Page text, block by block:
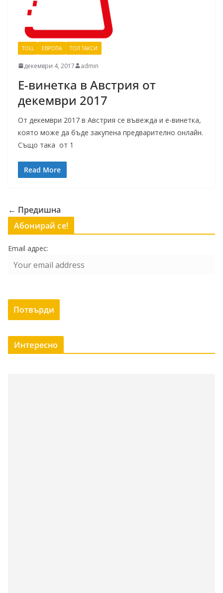
TOLL ЕВРОПА ТОЛ ТАКСИ
декември 4, 2017 admin
Е-винетка в Австрия от
декември 2017
От декември 2017 в Австрия се въвежда и е-винетка,
която може да бъде закупена предварително онлайн.
Също така от 1
Read More
← Предишна
Абонирай се!
Email адрес:
Интересно